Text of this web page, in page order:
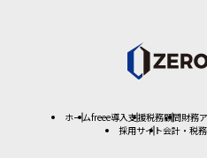
ホームfreee導入支援税務顧問財務
採用サイト会計・税